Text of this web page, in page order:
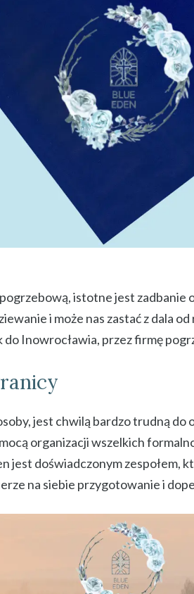
istotne jest zadbanie
i może nas zastać z dala
Inowrocławia, przez firmę
jest chwilą bardzo trudną do
organizacji wszelkich
jest doświadczonym zespołem,
na siebie przygotowanie i